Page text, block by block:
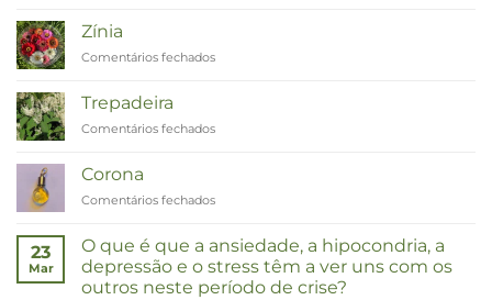
Zínia
Comentários fechados
Trepadeira
Comentários fechados
Corona
Comentários fechados
23
Mar
O que é que a ansiedade, a hipocondria, a
depressão e o stress têm a ver uns com os
outros neste período de crise?